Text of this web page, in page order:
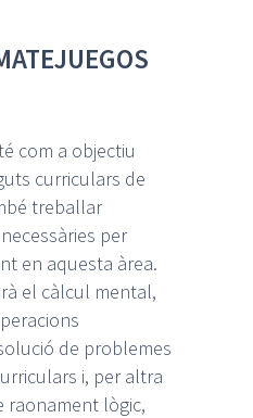
com a objectiu
curriculars de
treballar
per
en aquesta àrea.
el càlcul mental,
de problemes
i, per altra
raonament lògic,